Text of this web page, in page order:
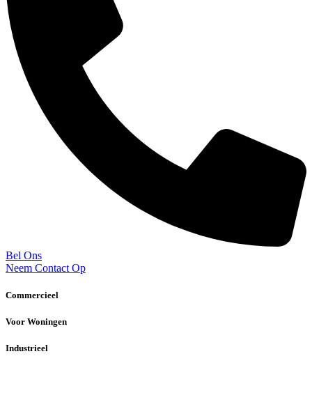
Bel Ons
Neem Contact Op
Commercieel
Voor Woningen
Industrieel